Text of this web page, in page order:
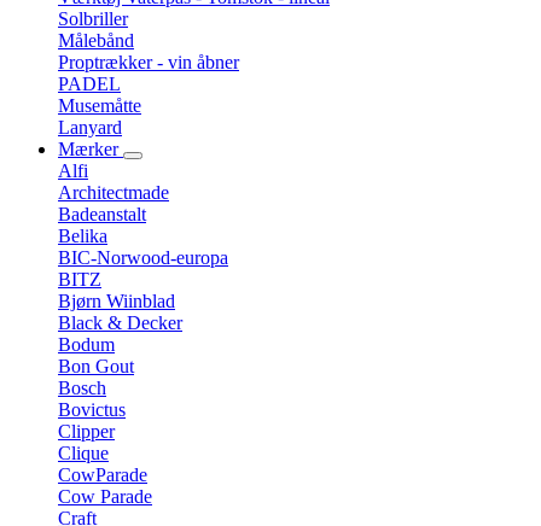
Solbriller
Målebånd
Proptrækker - vin åbner
PADEL
Musemåtte
Lanyard
Mærker
Alfi
Architectmade
Badeanstalt
Belika
BIC-Norwood-europa
BITZ
Bjørn Wiinblad
Black & Decker
Bodum
Bon Gout
Bosch
Bovictus
Clipper
Clique
CowParade
Cow Parade
Craft